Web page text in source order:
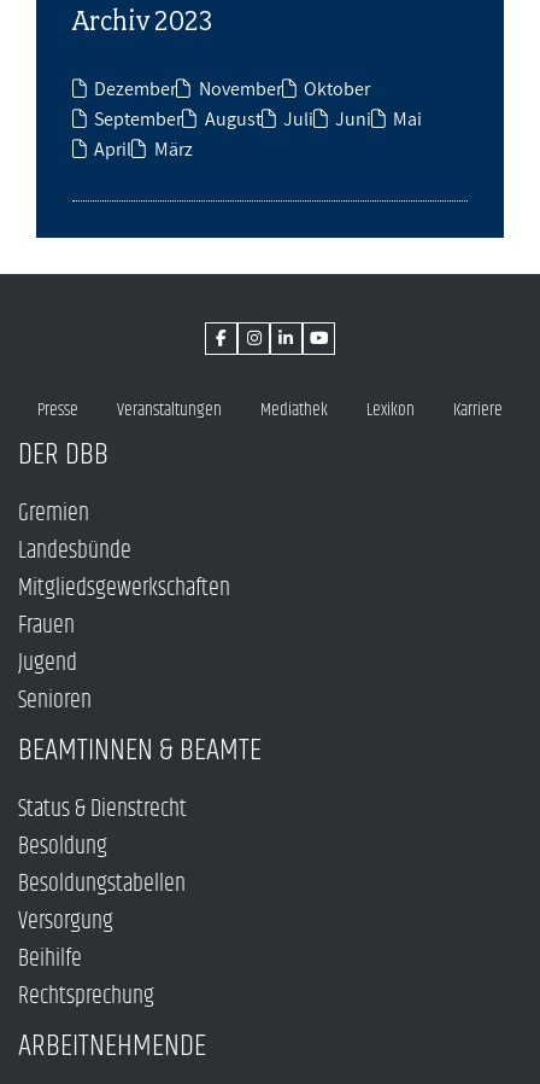
Archiv 2023
Dezember November
Oktober
September
August Juli Juni
Mai
April
März
Presse Veranstaltungen Mediathek Lexikon Karriere
DER DBB
Gremien
Landesbünde
Mitgliedsgewerkschaften
Frauen
Jugend
Senioren
BEAMTINNEN & BEAMTE
Status & Dienstrecht
Besoldung
Besoldungstabellen
Versorgung
Beihilfe
Rechtsprechung
ARBEITNEHMENDE